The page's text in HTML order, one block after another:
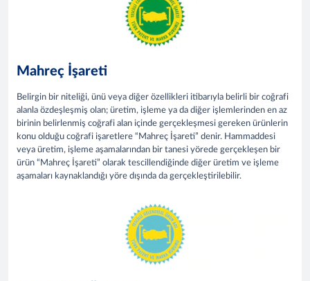
Mahreç İşareti
Belirgin bir niteliği, ünü veya diğer özellikleri itibarıyla belirli bir coğrafi
alanla özdeşleşmiş olan; üretim, işleme ya da diğer işlemlerinden en az
birinin belirlenmiş coğrafi alan içinde gerçekleşmesi gereken ürünlerin
konu olduğu coğrafi işaretlere “Mahreç İşareti” denir. Hammaddesi
veya üretim, işleme aşamalarından bir tanesi yörede gerçekleşen bir
ürün “Mahreç İşareti” olarak tescillendiğinde diğer üretim ve işleme
aşamaları kaynaklandığı yöre dışında da gerçekleştirilebilir.